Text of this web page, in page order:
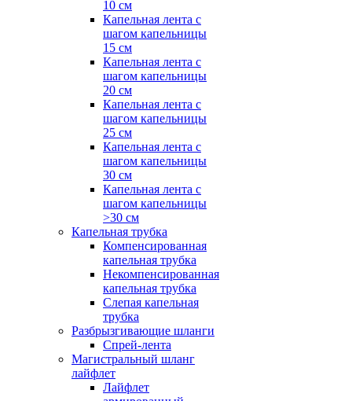
10 см
Капельная лента с
шагом капельницы
15 см
Капельная лента с
шагом капельницы
20 см
Капельная лента с
шагом капельницы
25 см
Капельная лента с
шагом капельницы
30 см
Капельная лента с
шагом капельницы
>30 см
Капельная трубка
Компенсированная
капельная трубка
Некомпенсированная
капельная трубка
Слепая капельная
трубка
Разбрызгивающие шланги
Спрей-лента
Магистральный шланг
лайфлет
Лайфлет